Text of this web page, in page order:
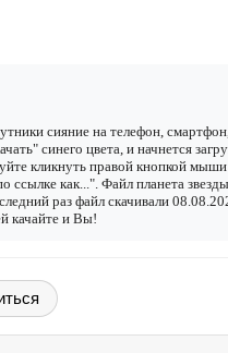
сияние на телефон, смартфон,
синего цвета, и начнется
кликнуть правой кнопкой мыши
ссылке как...". Файл планета звезды
раз файл скачивали
качайте и Вы!